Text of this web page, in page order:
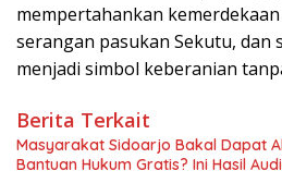
mempertahankan
serangan pasukan Sekutu, dan
menjadi simbol keberanian
Berita Terkait
Masyarakat Sidoarjo Bakal Dapat
Bantuan Hukum Gratis? Ini Hasil